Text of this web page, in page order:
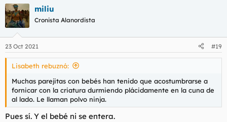
c
c
i
e
s
miliu
Cronista Alanordista
23 Oct 2021 #19
Lisabeth rebuznó:
Muchas parejitas con bebés han tenido que acostumbrarse a
fornicar con la criatura durmiendo plácidamente en la cuna de
al lado. Le llaman polvo ninja.
Pues sí. Y el bebé ni se entera.